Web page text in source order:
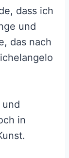
dass ich
und
das nach
und
in